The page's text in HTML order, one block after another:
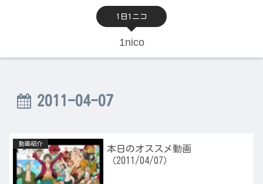
1日1ニコ
1nico
2011-04-07
動画紹介
本日のオススメ動画
（2011/04/07）